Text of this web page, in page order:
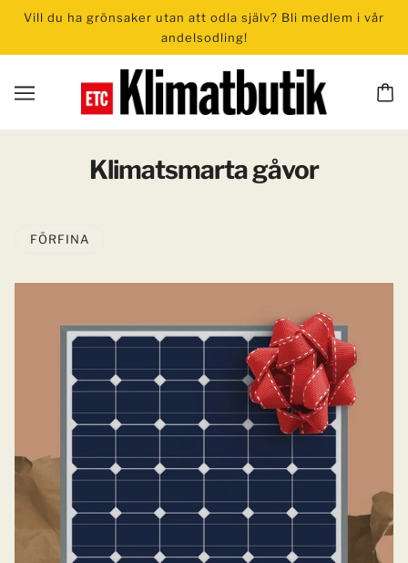
Vill du ha grönsaker utan att odla själv? Bli medlem i vår
andelsodling!
Klimatsmarta gåvor
FÖRFINA